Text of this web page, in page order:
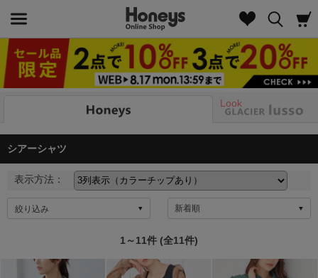
Look
シアーシャツ
表示方法：
絞り込み
1～11件 (全11件)